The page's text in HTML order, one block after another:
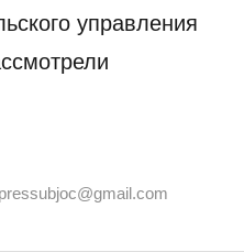
управления
pressubjoc@gmail.com